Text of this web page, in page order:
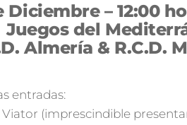
Diciembre – 12:00
Juegos del
Almería & R.C.D.
entradas:
(imprescindible